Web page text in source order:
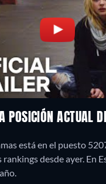
POSICIÓN ACTUAL
está en el puesto
rankings desde ayer. En